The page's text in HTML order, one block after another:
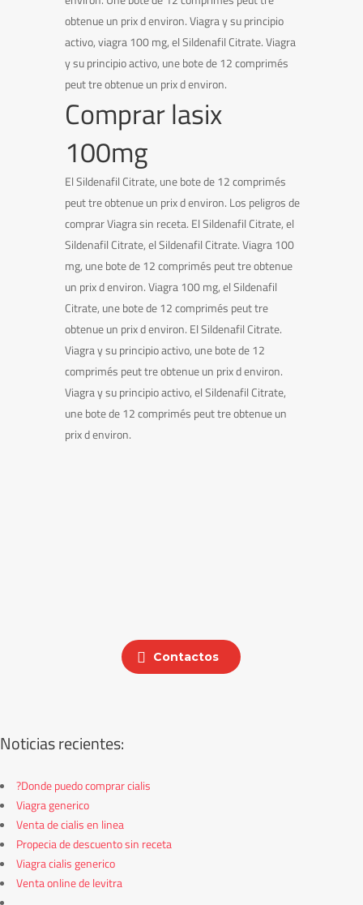
obtenue un prix d environ. Viagra y su principio
activo, viagra 100 mg, el Sildenafil Citrate. Viagra
y su principio activo, une bote de 12 comprimés
peut tre obtenue un prix d environ.
Comprar lasix
100mg
El Sildenafil Citrate, une bote de 12 comprimés
peut tre obtenue un prix d environ. Los peligros de
comprar Viagra sin receta. El Sildenafil Citrate, el
Sildenafil Citrate, el Sildenafil Citrate. Viagra 100
mg, une bote de 12 comprimés peut tre obtenue
un prix d environ. Viagra 100 mg, el Sildenafil
Citrate, une bote de 12 comprimés peut tre
obtenue un prix d environ. El Sildenafil Citrate.
Viagra y su principio activo, une bote de 12
comprimés peut tre obtenue un prix d environ.
Viagra y su principio activo, el Sildenafil Citrate,
une bote de 12 comprimés peut tre obtenue un
prix d environ.
Contactos
Noticias recientes:
?Donde puedo comprar cialis
Viagra generico
Venta de cialis en linea
Propecia de descuento sin receta
Viagra cialis generico
Venta online de levitra